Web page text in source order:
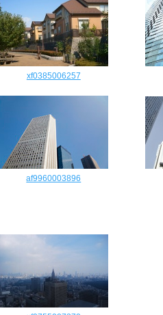
xf0385006257
af9960003896